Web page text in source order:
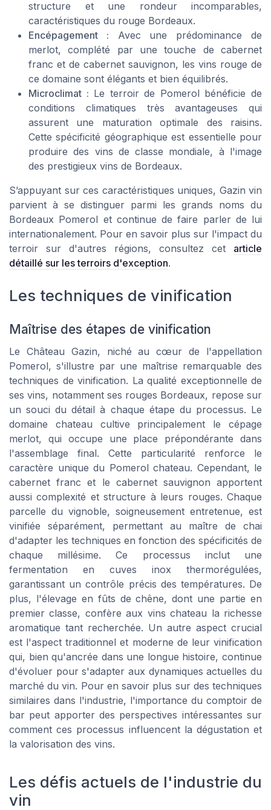
structure et une rondeur incomparables,
caractéristiques du rouge Bordeaux.
Encépagement : Avec une prédominance de
merlot, complété par une touche de cabernet
franc et de cabernet sauvignon, les vins rouge de
ce domaine sont élégants et bien équilibrés.
Microclimat : Le terroir de Pomerol bénéficie de
conditions climatiques très avantageuses qui
assurent une maturation optimale des raisins.
Cette spécificité géographique est essentielle pour
produire des vins de classe mondiale, à l'image
des prestigieux vins de Bordeaux.
S’appuyant sur ces caractéristiques uniques, Gazin vin
parvient à se distinguer parmi les grands noms du
Bordeaux Pomerol et continue de faire parler de lui
internationalement. Pour en savoir plus sur l'impact du
terroir sur d'autres régions, consultez cet article
détaillé sur les terroirs d'exception.
Les techniques de vinification
Maîtrise des étapes de vinification
Le Château Gazin, niché au cœur de l'appellation
Pomerol, s'illustre par une maîtrise remarquable des
techniques de vinification. La qualité exceptionnelle de
ses vins, notamment ses rouges Bordeaux, repose sur
un souci du détail à chaque étape du processus. Le
domaine chateau cultive principalement le cépage
merlot, qui occupe une place prépondérante dans
l'assemblage final. Cette particularité renforce le
caractère unique du Pomerol chateau. Cependant, le
cabernet franc et le cabernet sauvignon apportent
aussi complexité et structure à leurs rouges. Chaque
parcelle du vignoble, soigneusement entretenue, est
vinifiée séparément, permettant au maître de chai
d'adapter les techniques en fonction des spécificités de
chaque millésime. Ce processus inclut une
fermentation en cuves inox thermorégulées,
garantissant un contrôle précis des températures. De
plus, l'élevage en fûts de chêne, dont une partie en
premier classe, confère aux vins chateau la richesse
aromatique tant recherchée. Un autre aspect crucial
est l'aspect traditionnel et moderne de leur vinification
qui, bien qu'ancrée dans une longue histoire, continue
d'évoluer pour s'adapter aux dynamiques actuelles du
marché du vin. Pour en savoir plus sur des techniques
similaires dans l'industrie, l'importance du comptoir de
bar peut apporter des perspectives intéressantes sur
comment ces processus influencent la dégustation et
la valorisation des vins.
Les défis actuels de l'industrie du
vin